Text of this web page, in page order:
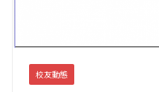
校友動態